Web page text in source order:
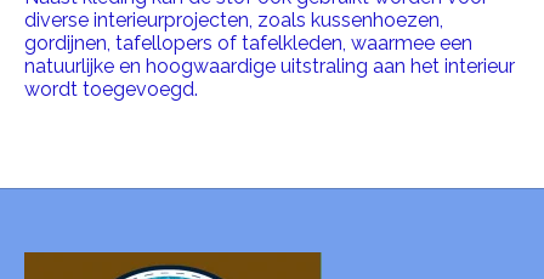
diverse interieurprojecten, zoals kussenhoezen,
gordijnen, tafellopers of tafelkleden, waarmee een
natuurlijke en hoogwaardige uitstraling aan het interieur
wordt toegevoegd.